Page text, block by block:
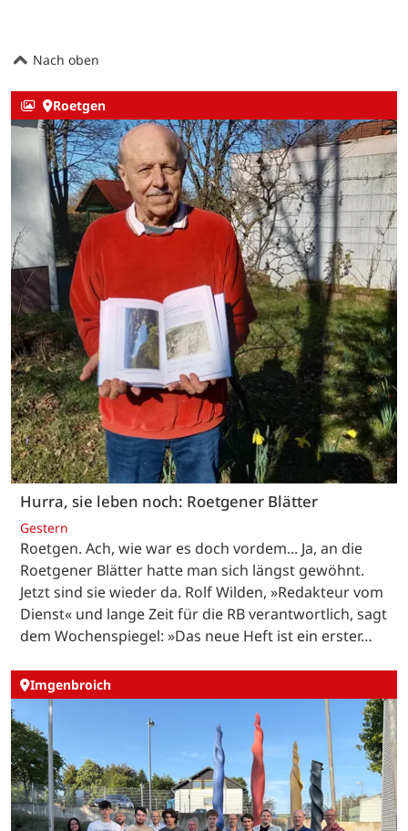
Nach oben
Roetgen
Hurra, sie leben noch: Roetgener Blätter
Gestern
Roetgen. Ach, wie war es doch vordem... Ja, an die
Roetgener Blätter hatte man sich längst gewöhnt.
Jetzt sind sie wieder da. Rolf Wilden, »Redakteur vom
Dienst« und lange Zeit für die RB verantwortlich, sagt
dem Wochenspiegel: »Das neue Heft ist ein erster…
Imgenbroich